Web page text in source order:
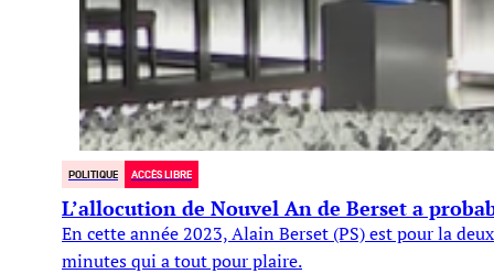
POLITIQUE ACCÈS LIBRE
L’allocution de Nouvel An de Berset a
En cette année 2023, Alain Berset (PS) est pour la
minutes qui a tout pour plaire.